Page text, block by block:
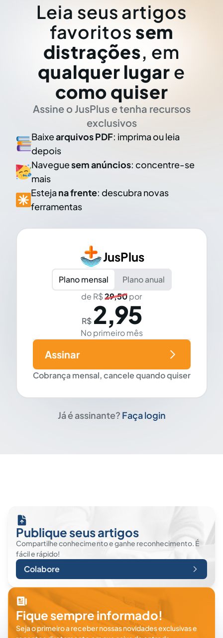
Leia seus artigos
favoritos sem
distrações, em
qualquer lugar e
como quiser
Assine o JusPlus e tenha recursos
exclusivos
Baixearquivos PDF: imprima ou leia
depois
Naveguesem anúncios: concentre-se
mais
Esteja na frente: descubra novas
ferramentas
JusPlus
Plano mensal
Plano anual
de R$29,50por
R$ 2,95
No primeiro mês
Cobrança mensal, cancele quando quiser
Assinar
Já é assinante? Faça login
Publique seus artigos
Compartilhe conhecimento e ganhe reconhecimento. É
fácil e rápido!
Colabore
Fique sempre informado!
Seja o primeiro a receber nossas novidades exclusivas e